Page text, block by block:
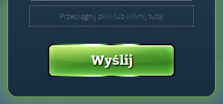
Przeciągnij pliki lub kliknij tutaj